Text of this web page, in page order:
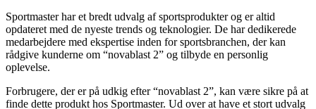
Sportmaster har et bredt udvalg af sportsprodukter og er altid
opdateret med de nyeste trends og teknologier. De har dedikerede
medarbejdere med ekspertise inden for sportsbranchen, der kan
rådgive kunderne om “novablast 2” og tilbyde en personlig
oplevelse.
Forbrugere, der er på udkig efter “novablast 2”, kan være sikre på at
finde dette produkt hos Sportmaster. Ud over at have et stort udvalg